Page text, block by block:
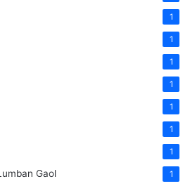
1
1
1
1
1
1
1
Gaol 1